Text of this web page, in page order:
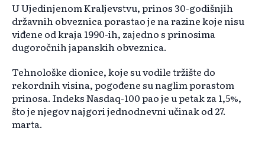
U Ujedinjenom Kraljevstvu, prinos 30-godišnjih
državnih obveznica porastao je na razine koje nisu
viđene od kraja 1990-ih, zajedno s prinosima
dugoročnih japanskih obveznica.
Tehnološke dionice, koje su vodile tržište do
rekordnih visina, pogođene su naglim porastom
prinosa. Indeks Nasdaq-100 pao je u petak za 1,5%,
što je njegov najgori jednodnevni učinak od 27.
marta.